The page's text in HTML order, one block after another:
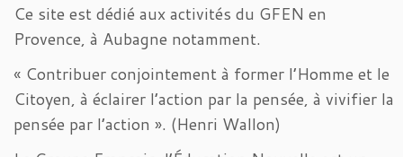
Ce site est dédié aux activités du GFEN en
Provence, à Aubagne notamment.
« Contribuer conjointement à former l’Homme et le
Citoyen, à éclairer l’action par la pensée, à vivifier la
pensée par l’action ». (Henri Wallon)